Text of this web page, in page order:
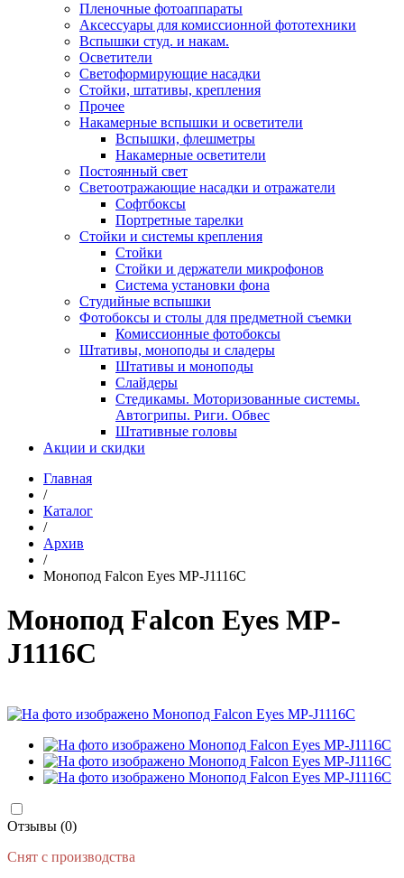
Пленочные фотоаппараты
Аксессуары для комиссионной фототехники
Вспышки студ. и накам.
Осветители
Светоформирующие насадки
Стойки, штативы, крепления
Прочее
Накамерные вспышки и осветители
Вспышки, флешметры
Накамерные осветители
Постоянный свет
Светоотражающие насадки и отражатели
Софтбоксы
Портретные тарелки
Стойки и системы крепления
Стойки
Стойки и держатели микрофонов
Система установки фона
Студийные вспышки
Фотобоксы и столы для предметной съемки
Комиссионные фотобоксы
Штативы, моноподы и сладеры
Штативы и моноподы
Слайдеры
Стедикамы. Моторизованные системы.
Автогрипы. Риги. Обвес
Штативные головы
Акции и скидки
Главная
/
Каталог
/
Архив
/
Монопод Falcon Eyes MP-J1116C
Монопод Falcon Eyes MP-
J1116C
Отзывы (0)
Снят с производства